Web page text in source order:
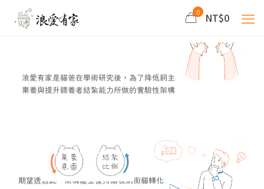
0 NT$0
浪愛有家是貓爸在學術研究後，為了降低飼主
棄養與提升餵養者結紮能力所做的實驗性架構
期望透過此一架構建立後持續吸納街貓轉化